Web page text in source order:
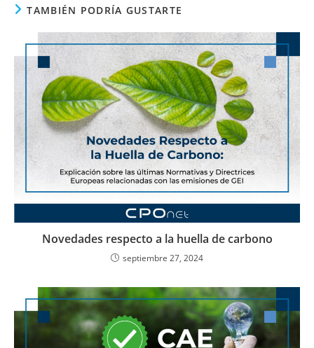
TAMBIÉN PODRÍA GUSTARTE
Novedades respecto a la huella de carbono
septiembre 27, 2024